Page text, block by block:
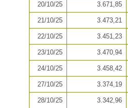
20/10/25 3.671,85
21/10/25 3.473,21
22/10/25 3.451,23
23/10/25 3.470,94
24/10/25 3.458,42
27/10/25 3.374,19
28/10/25 3.342,96